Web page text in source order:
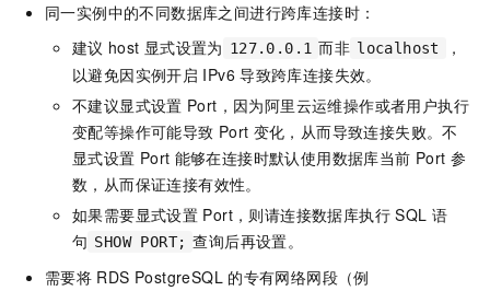
同一实例中的不同数据库之间进行跨库连接时：
建议 host 显式设置为 127.0.0.1 而非 localhost
，
以避免因实例开启 IPv6 导致跨库连接失效。
不建议显式设置 Port，因为阿里云运维操作或者用户执行
变配等操作可能导致 Port 变化，从而导致连接失败。不
显式设置 Port 能够在连接时默认使用数据库当前 Port 参
数，从而保证连接有效性。
如果需要显式设置 Port，则请连接数据库执行 SQL 语
句 SHOW PORT; 查询后再设置。
需要将 RDS PostgreSQL 的专有网络网段（例